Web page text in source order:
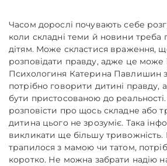
Часом дорослі почувають себе
коли складні теми й новини треба
дітям. Може скластися враження,
розповідати правду, адже це може
Психологиня Катерина Павлишин
потрібно говорити дитині правду,
бути пристосованою до
розповісти про щось складне або
дитина цього не зрозуміє. Така
викликати ще більшу
трапилося з мамою чи татом,
коротко. Не можна забрати надію